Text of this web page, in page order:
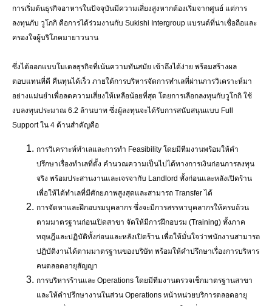
การเริ่มต้นธุรกิจอาหารในปัจจุบันมีความเสี่ยงสูงหากต้องเริ่มจากศูนย์ แต่การ
ลงทุนกับ วูโกกิ คือการได้ร่วมงานกับ Sukishi Intergroup แบรนด์ที่น่าเชื่อถือและ
ครองใจผู้บริโภคมายาวนาน
ซึ่งได้ออกแบบโมเดลธุรกิจที่เน้นความทันสมัย เข้าถึงได้ง่าย พร้อมสร้างผล
ตอบแทนที่ดี คืนทุนได้เร็ว ภายใต้การบริหารจัดการทำเลที่ผ่านการวิเคราะห์มา
อย่างแม่นยำเพื่อลดความเสี่ยงให้เหลือน้อยที่สุด โดยการเลือกลงทุนกับวูโกกิ ใช้
งบลงทุนประมาณ 6.2 ล้านบาท ซึ่งผู้ลงทุนจะได้รับการสนับสนุนแบบ Full
Support ใน 4 ด้านสำคัญคือ
การวิเคราะห์ทำเลและการทำ Feasibility โดยมีทีมงานพร้อมให้คำ
ปรึกษาเรื่องทำเลที่ตั้ง คำนวณความเป็นไปได้ทางการเงินก่อนการลงทุน
จริง พร้อมประสานงานและเจรจากับ Landlord ทั้งก่อนและหลังเปิดร้าน
เพื่อให้ได้ทำเลที่มีศักยภาพสูงสุดและสามารถ Transfer ได้
การจัดหาและฝึกอบรมบุคลากร ซึ่งจะมีการสรรหาบุคลากรให้ครบถ้วน
ตามมาตรฐานก่อนเปิดสาขา จัดให้มีการฝึกอบรม (Training) ทั้งภาค
ทฤษฎีและปฏิบัติทั้งก่อนและหลังเปิดร้าน เพื่อให้มั่นใจว่าพนักงานสามารถ
ปฏิบัติงานได้ตามมาตรฐานของบริษัท พร้อมให้คำปรึกษาเรื่องการบริหาร
คนตลอดอายุสัญญา
การบริหารร้านและ Operations โดยมีทีมงานตรวจเช็กมาตรฐานสาขา
และให้คำปรึกษางานในส่วน Operations หน้าหน่วยบริการตลอดอายุ